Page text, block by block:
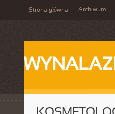
Strona główna Archiwum